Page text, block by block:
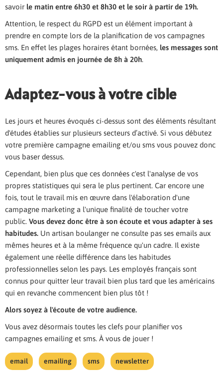
savoir le matin entre 6h30 et 8h30 et le soir à partir de 19h.
Attention, le respect du RGPD est un élément important à
prendre en compte lors de la planification de vos campagnes
sms. En effet les plages horaires étant bornées, les messages sont
uniquement admis en journée de 8h à 20h.
Adaptez-vous à votre cible
Les jours et heures évoqués ci-dessus sont des éléments résultant
d'études établies sur plusieurs secteurs d’activé. Si vous débutez
votre première campagne emailing et/ou sms vous pouvez donc
vous baser dessus.
Cependant, bien plus que ces données c'est l'analyse de vos
propres statistiques qui sera le plus pertinent. Car encore une
fois, tout le travail mis en œuvre dans l'élaboration d'une
campagne marketing a l'unique finalité de toucher votre
public. Vous devez donc être à son écoute et vous adapter à ses
habitudes. Un artisan boulanger ne consulte pas ses emails aux
mêmes heures et à la même fréquence qu'un cadre. Il existe
également une réelle différence dans les habitudes
professionnelles selon les pays. Les employés français sont
connus pour quitter leur travail bien plus tard que les américains
qui en revanche commencent bien plus tôt !
Alors soyez à l'écoute de votre audience.
Vous avez désormais toutes les clefs pour planifier vos
campagnes emailing et sms. À vous de jouer !
email emailing sms newsletter